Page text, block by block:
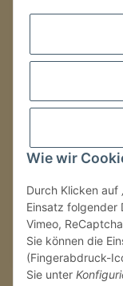
Wie wir
Durch Klicken auf
Einsatz folgender
Vimeo,
Sie können die
(Fingerabdruck-
Sie unter
08:00–16:00 Uhr
LAGER /
Packmonster
SJS Carstyling
Retouren
Tel.:+49 (0) 30
E-Mail:info@sjs-